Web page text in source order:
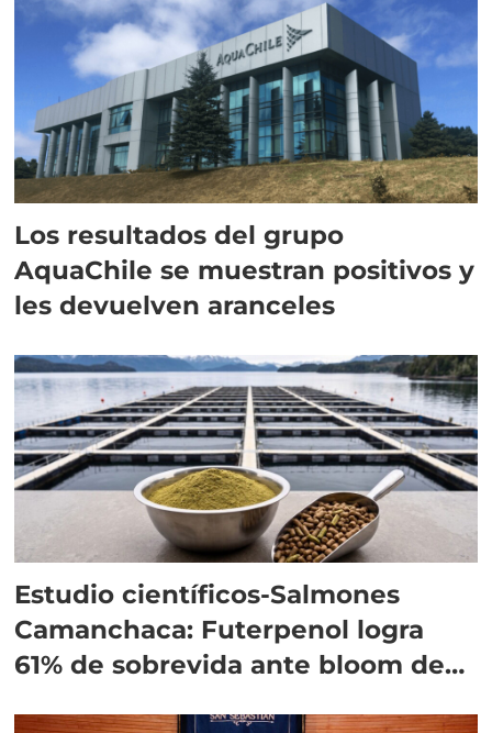
Los resultados del grupo
AquaChile se muestran positivos y
les devuelven aranceles
Estudio científicos-Salmones
Camanchaca: Futerpenol logra
61% de sobrevida ante bloom de